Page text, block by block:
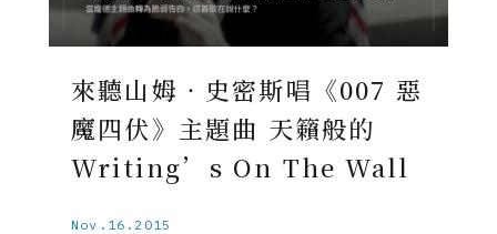
來聽山姆‧史密斯唱《007 惡
魔四伏》主題曲 天籟般的
Writing’s On The Wall
Nov.16.2015